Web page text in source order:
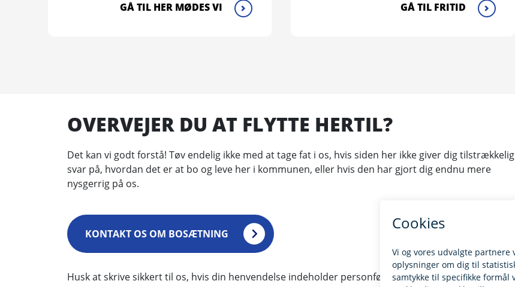
GÅ TIL HER MØDES VI GÅ TIL FRITID
OVERVEJER DU AT FLYTTE HERTIL?
Det kan vi godt forstå! Tøv endelig ikke med at tage fat i os, hvis siden her ikke giver dig tilstrækkelig
svar på, hvordan det er at bo og leve her i kommunen, eller hvis den har gjort dig endnu mere
nysgerrig på os.
KONTAKT OS OM BOSÆTNING
Husk at skrive sikkert til os, hvis din henvendelse indeholder personfølsomme eller fortrolige